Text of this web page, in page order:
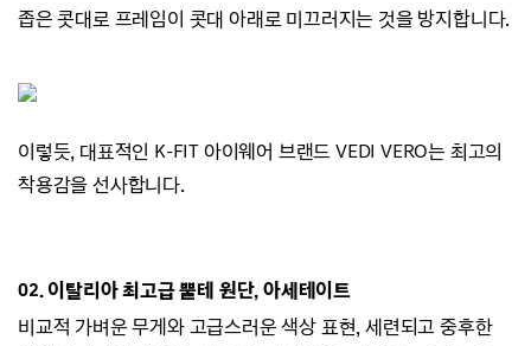
좁은 콧대로 프레임이 콧대 아래로 미끄러지는 것을 방지합니다.
이렇듯, 대표적인 K-FIT 아이웨어 브랜드VEDI VERO는 최고의
착용감을 선사합니다.
02. 이탈리아 최고급 뿔테 원단, 아세테이트
비교적 가벼운 무게와 고급스러운 색상 표현, 세련되고 중후한